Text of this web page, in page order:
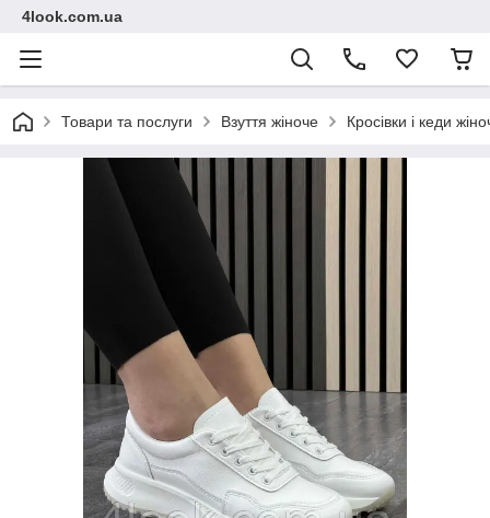
4look.com.ua
Товари та послуги Взуття жіноче Кросівки і кеди